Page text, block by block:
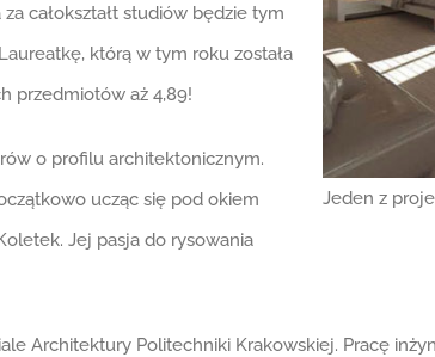
Jeden z
całokształt studiów będzie tym
którą w tym roku została
przedmiotów aż 4,89!
o profilu architektonicznym.
ucząc się pod okiem
Jej pasja do rysowania
Architektury Politechniki Krakowskiej. Pracę